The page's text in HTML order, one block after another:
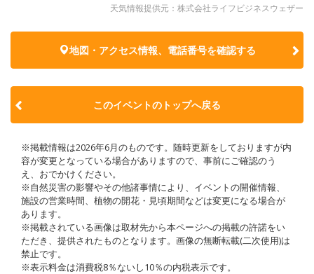
天気情報提供元：株式会社ライフビジネスウェザー
地図・アクセス情報、電話番号を確認する
このイベントのトップへ戻る
※掲載情報は2026年6月のものです。随時更新をしておりますが内
容が変更となっている場合がありますので、事前にご確認のう
え、おでかけください。
※自然災害の影響やその他諸事情により、イベントの開催情報、
施設の営業時間、植物の開花・見頃期間などは変更になる場合が
あります。
※掲載されている画像は取材先から本ページへの掲載の許諾をい
ただき、提供されたものとなります。画像の無断転載(二次使用)は
禁止です。
※表示料金は消費税8％ないし10％の内税表示です。